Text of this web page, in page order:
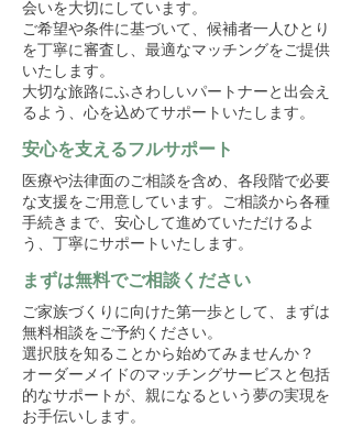
会いを大切にしています。
ご希望や条件に基づいて、候補者一人ひとり
を丁寧に審査し、最適なマッチングをご提供
いたします。
大切な旅路にふさわしいパートナーと出会え
るよう、心を込めてサポートいたします。
安心を支えるフルサポート
医療や法律面のご相談を含め、各段階で必要
な支援をご用意しています。ご相談から各種
手続きまで、安心して進めていただけるよ
う、丁寧にサポートいたします。
まずは無料でご相談ください
ご家族づくりに向けた第一歩として、まずは
無料相談をご予約ください。
選択肢を知ることから始めてみませんか？
オーダーメイドのマッチングサービスと包括
的なサポートが、親になるという夢の実現を
お手伝いします。